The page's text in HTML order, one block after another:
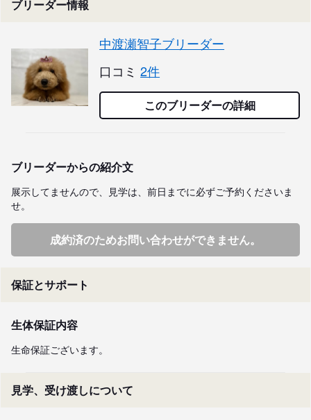
ブリーダー情報
中渡瀬智子ブリーダー
口コミ 2件
このブリーダーの詳細
ブリーダーからの紹介文
展示してませんので、見学は、前日までに必ずご予約くださいま
せ。
成約済のためお問い合わせができません。
保証とサポート
生体保証内容
生命保証ございます。
見学、受け渡しについて